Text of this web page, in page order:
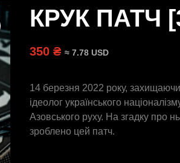
КРУК ПАТЧ
350 ₴ ≈ 7.78 USD
14 березня 2022 року, захищаючи
ідеолог українського
Азовського руху. На згадку про
зроблено цей патч.